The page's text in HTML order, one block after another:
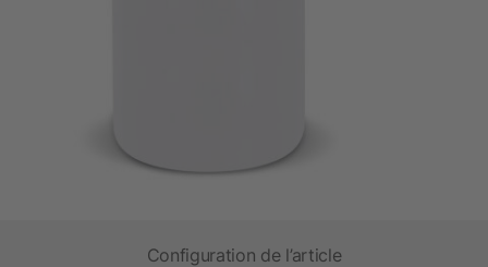
Configuration de l’article